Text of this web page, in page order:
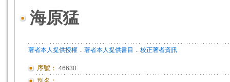
海原猛
著者本人提供授權 ． 著者本人提供書目 ． 校正著者資訊
序號： 46630